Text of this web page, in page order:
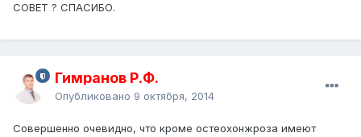
СОВЕТ ? СПАСИБО.
Гимранов Р.Ф.
Опубликовано 9 октября, 2014
Совершенно очевидно, что кроме остеохонжроза имеют